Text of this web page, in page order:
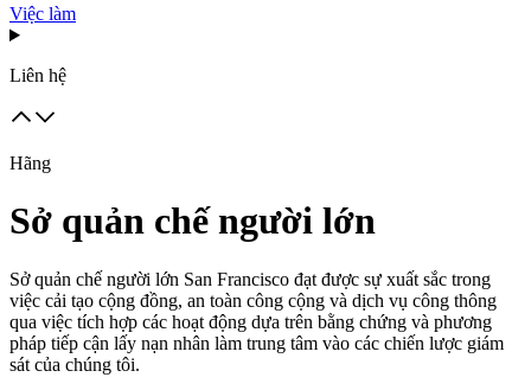
Việc làm
Liên hệ
Hãng
Sở quản chế người lớn
Sở quản chế người lớn San Francisco đạt được sự xuất sắc trong
việc cải tạo cộng đồng, an toàn công cộng và dịch vụ công thông
qua việc tích hợp các hoạt động dựa trên bằng chứng và phương
pháp tiếp cận lấy nạn nhân làm trung tâm vào các chiến lược giám
sát của chúng tôi.